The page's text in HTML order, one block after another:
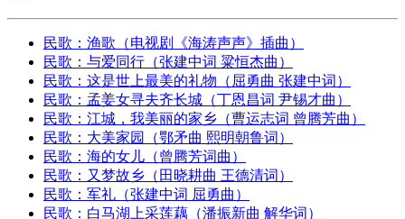
民歌：渔歌（电视剧《海涛声声》插曲）
民歌：与爱同行（张建中词 粱恒杰曲）
民歌：这是世上最美的礼物（屈勇曲 张建中词）
民歌：孟姜女寻夫齐长城（丁恩昌词 尹锡才曲）
民歌：江城，我美丽的家乡（曹运志词 曾腾芳曲）
民歌：大美家园（鄂矛曲 熙明朝鲁词）
民歌：海的女儿（曾腾芳词曲）
民歌：又梦故乡（田晓耕曲 王德清词）
民歌：军礼（张建中词 屈勇曲）
民歌：白马湖上采莲藕（潘振新曲 解华词）